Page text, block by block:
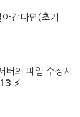
간다면(초기
의 파일 수정시
13